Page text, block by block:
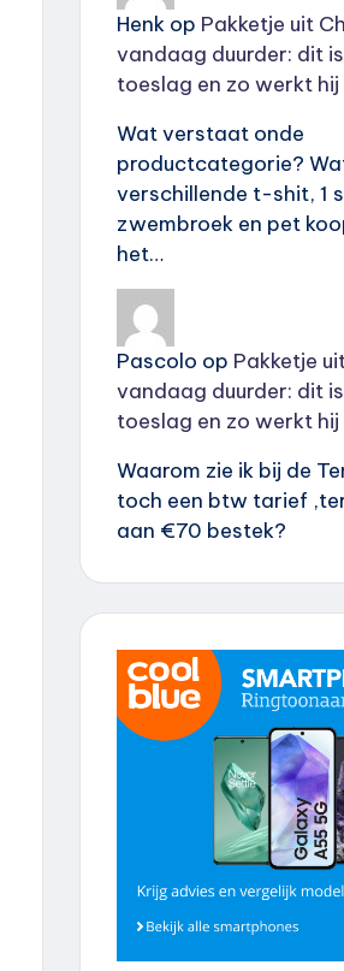
Henkop Pakketje uit
vandaag duurder: dit
toeslag en zo werkt hij
Wat verstaat onde
productcategorie?
verschillende t-shit, 1
zwembroek en pet
het…
Pascolo op Pakketje
vandaag duurder: dit
toeslag en zo werkt hij
Waarom zie ik bij de
toch een btw tarief
aan €70 bestek?